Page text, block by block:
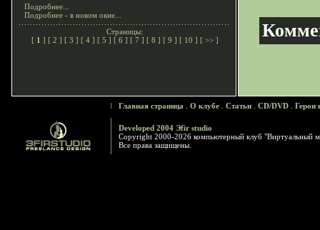
Подробнее...
Подробнее - в новом окне...
Страницы:
[ 1 ] [ 2 ] [ 3 ] [ 4 ] [ 5 ] [ 6 ] [ 7 ] [ 8 ] [ 9 ] [ 10 ] [ >> ]
Главная страница О клубе Статьи CD/DVD Герои
Developed 2004 Эfir studio
Copyright 2000-2026 компьютерный клуб "Виртуальный
Все права защищены.